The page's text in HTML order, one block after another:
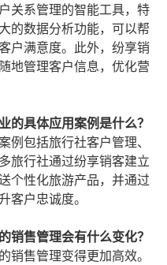
关系管理的智能工具，特
的数据分析功能，可以帮
户满意度。此外，纷享销
地管理客户信息，优化营
的具体应用案例是什么？
例包括旅行社客户管理、
旅行社通过纷享销客建立
个性化旅游产品，并通过
客户忠诚度。
销售管理会有什么变化？
销售管理变得更加高效。